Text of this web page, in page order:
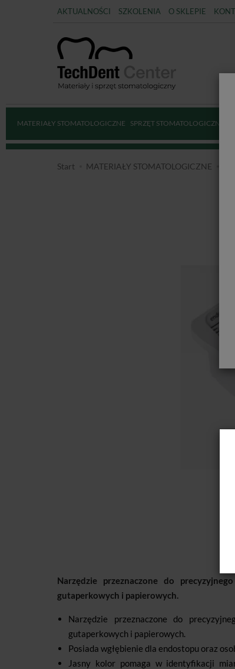
AKTUALNOŚCI SZKOLENIA O SKLEPIE
MATERIAŁY STOMATOLOGICZNE SPRZĘT STOMATOLOGICZNY
Start MATERIAŁY STOMATOLOGICZNE
Narzędzie przeznaczone do
gutaperkowych i papierowych.
Narzędzie przeznaczone do
gutaperkowych i papierowych.
Posiada wgłębienie dla endostopu oraz
Jasny kolor pomaga w identyfikacji